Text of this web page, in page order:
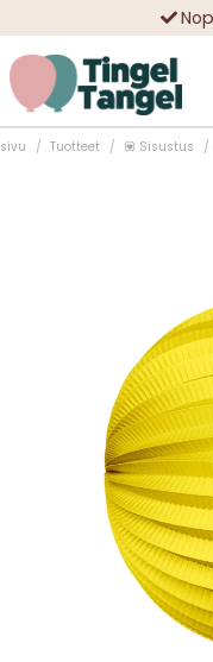
Ilmainen
Tuotteet 💟 Sisustus